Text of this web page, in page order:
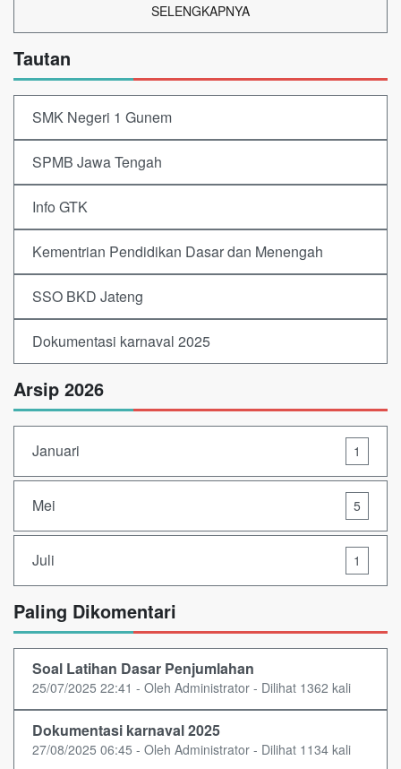
SELENGKAPNYA
Tautan
SMK Negeri 1 Gunem
SPMB Jawa Tengah
Info GTK
Kementrian Pendidikan Dasar dan Menengah
SSO BKD Jateng
Dokumentasi karnaval 2025
Arsip 2026
Januari 1
Mei 5
Juli 1
Paling Dikomentari
Soal Latihan Dasar Penjumlahan
25/07/2025 22:41 - Oleh Administrator - Dilihat 1362 kali
Dokumentasi karnaval 2025
27/08/2025 06:45 - Oleh Administrator - Dilihat 1134 kali